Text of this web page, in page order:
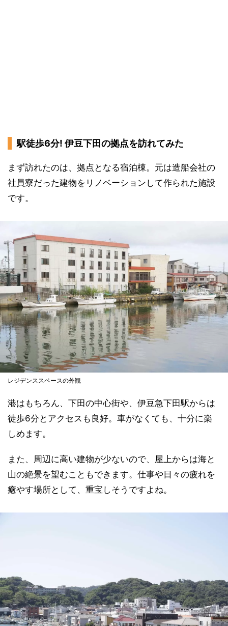
駅徒歩6分! 伊豆下田の拠点を訪れてみた
まず訪れたのは、拠点となる宿泊棟。元は造船会社の
社員寮だった建物をリノベーションして作られた施設
です。
レジデンススペースの外観
港はもちろん、下田の中心街や、伊豆急下田駅からは
徒歩6分とアクセスも良好。車がなくても、十分に楽
しめます。
また、周辺に高い建物が少ないので、屋上からは海と
山の絶景を望むこともできます。仕事や日々の疲れを
癒やす場所として、重宝しそうですよね。